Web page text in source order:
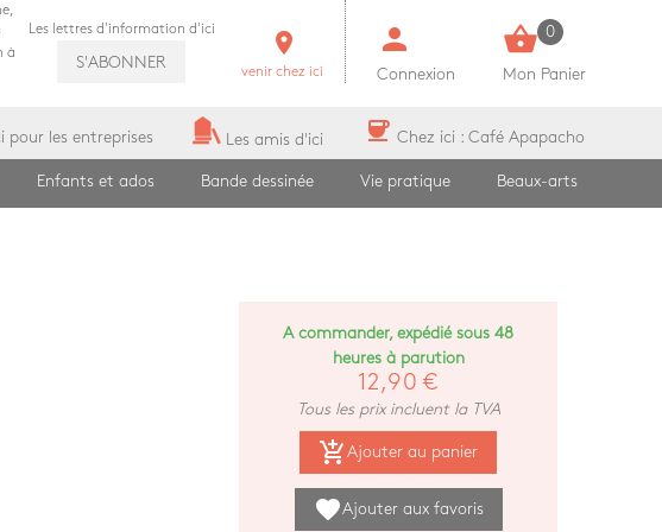
à
Les lettres d'information d'ici
S'ABONNER
room
venir chez ici
person
Connexion
shopping_basket 0
Mon Panier
pour les entreprises Les amis d'ici coffee Chez ici : Café Apapacho
Enfants et ados Bande dessinée Vie pratique Beaux-arts
A commander, expédié sous 48
heures à parution
12,90 €
Tous les prix incluent la TVA
add_shopping_cart Ajouter au panier
favoriteAjouter aux favoris